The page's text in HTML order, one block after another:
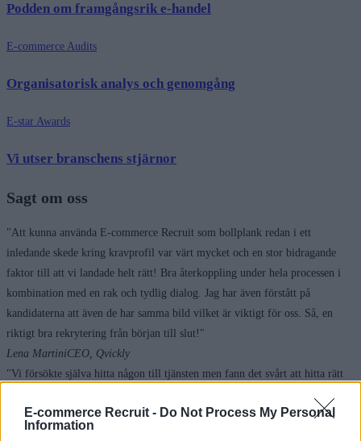
E-commerce Recruit - Do Not Process My Personal
Information
Podden om framgångsrik e-handel
E-commerce Audits
Organisatorisk analys och genomgång
E-star Awards
Vi utser branschens stjärnor
Sagt om oss
"Att kunna använda E-commerce Recruit som bollplank redan i ett
inledande skede kring kravprofil var värt mycket och en stor bidragande
faktor till att vi landade helt rätt! Bra återkoppling under hela processen i
kombination med en rak och tydlig dialog. Jag har även förstått på
kandidaterna att även de har samma bild vilket är viktigt för oss. Så, en
riktigt bra rekrytering från början till slut!"
Lena MartiniCEO, Qvickly
"Vi försökte själva hitta någon till tjänsten men fann det svårt att hitta rätt
tack vare deras stora kontaktnät som Elsa dök upp på vår radar."
David OlhedCCO, CDON